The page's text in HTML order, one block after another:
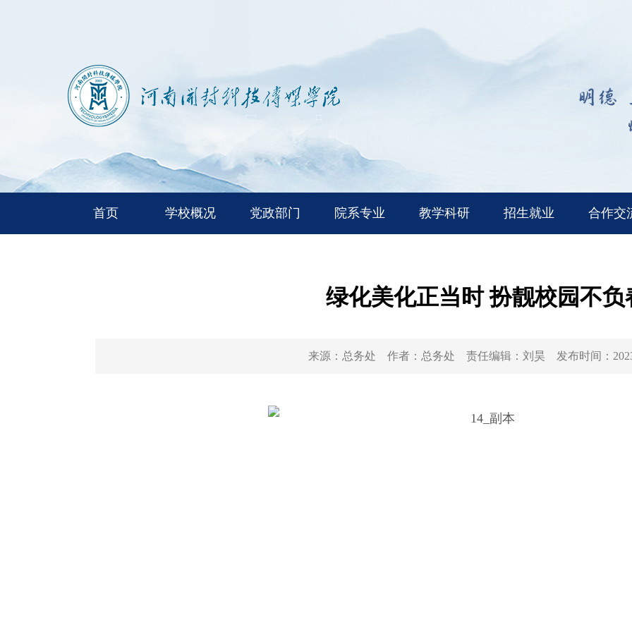
首页 学校概况 党政部门 院系专业 教学科研 招生就业 合作交
绿化美化正当时 扮靓校园不负
来源： 总务处 作者： 总务处 责任编辑： 刘昊 发布时间：